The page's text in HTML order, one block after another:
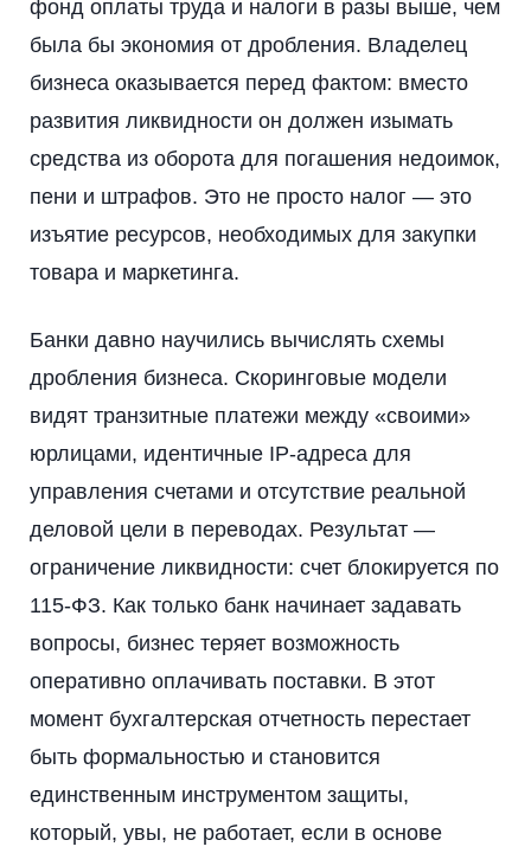
фонд оплаты труда и налоги в разы выше, чем
была бы экономия от дробления. Владелец
бизнеса оказывается перед фактом: вместо
развития ликвидности он должен изымать
средства из оборота для погашения недоимок,
пени и штрафов. Это не просто налог — это
изъятие ресурсов, необходимых для закупки
товара и маркетинга.
Банки давно научились вычислять схемы
дробления бизнеса. Скоринговые модели
видят транзитные платежи между «своими»
юрлицами, идентичные IP-адреса для
управления счетами и отсутствие реальной
деловой цели в переводах. Результат —
ограничение ликвидности: счет блокируется по
115-ФЗ. Как только банк начинает задавать
вопросы, бизнес теряет возможность
оперативно оплачивать поставки. В этот
момент бухгалтерская отчетность перестает
быть формальностью и становится
единственным инструментом защиты,
который, увы, не работает, если в основе